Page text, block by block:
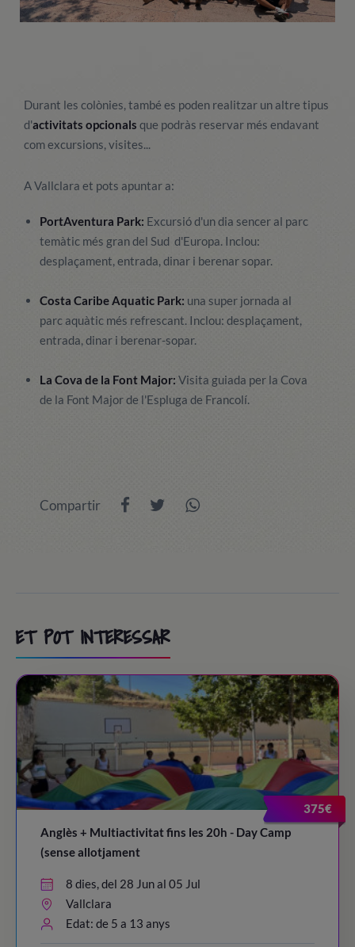
Durant les colònies, també es poden realitzar un altre tipus
d'activitats opcionals que podràs reservar més endavant
com excursions, visites...
A Vallclara et pots apuntar a:
PortAventura Park: Excursió d'un dia sencer al parc
temàtic més gran del Sud d'Europa. Inclou:
desplaçament, entrada, dinar i berenar sopar.
Costa Caribe Aquatic Park: una super jornada al
parc aquàtic més refrescant. Inclou: desplaçament,
entrada, dinar i berenar-sopar.
La Cova de la Font Major: Visita guiada per la Cova
de la Font Major de l'Espluga de Francolí.
Compartir
ET POT INTERESSAR
375€
Anglès + Multiactivitat fins les 20h - Day Camp
(sense allotjament
8 dies, del 28 Jun al 05 Jul
Vallclara
Edat: de 5 a 13 anys